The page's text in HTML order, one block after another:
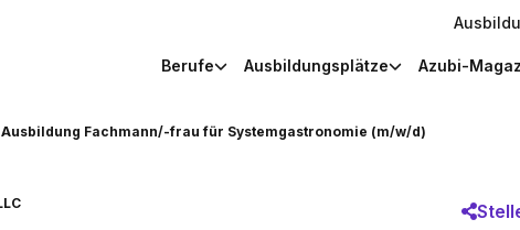
Berufe Ausbildungsplätze Azubi-
Ausbildung Fachmann/-frau für Systemgastronomie (m/w/d)